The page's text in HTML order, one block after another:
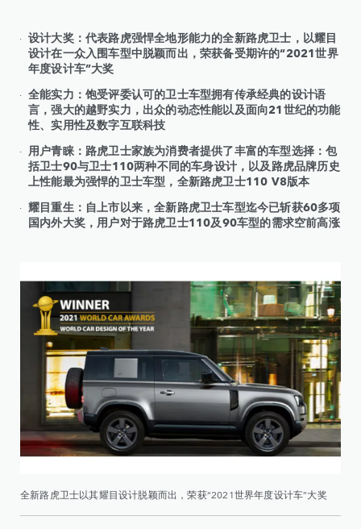
设计大奖：代表路虎强悍全地形能力的全新路虎卫士，以耀目
设计在一众入围车型中脱颖而出，荣获备受期许的“2021世界
年度设计车”大奖
全能实力：饱受评委认可的卫士车型拥有传承经典的设计语
言，强大的越野实力，出众的动态性能以及面向21世纪的功能
性、实用性及数字互联科技
用户青睐：路虎卫士家族为消费者提供了丰富的车型选择：包
括卫士90与卫士110两种不同的车身设计，以及路虎品牌历史
上性能最为强悍的卫士车型，全新路虎卫士110 V8版本
耀目重生：自上市以来，全新路虎卫士车型迄今已斩获60多项
国内外大奖，用户对于路虎卫士110及90车型的需求空前高涨
全新路虎卫士以其耀目设计脱颖而出，荣获“2021世界年度设计车”大奖